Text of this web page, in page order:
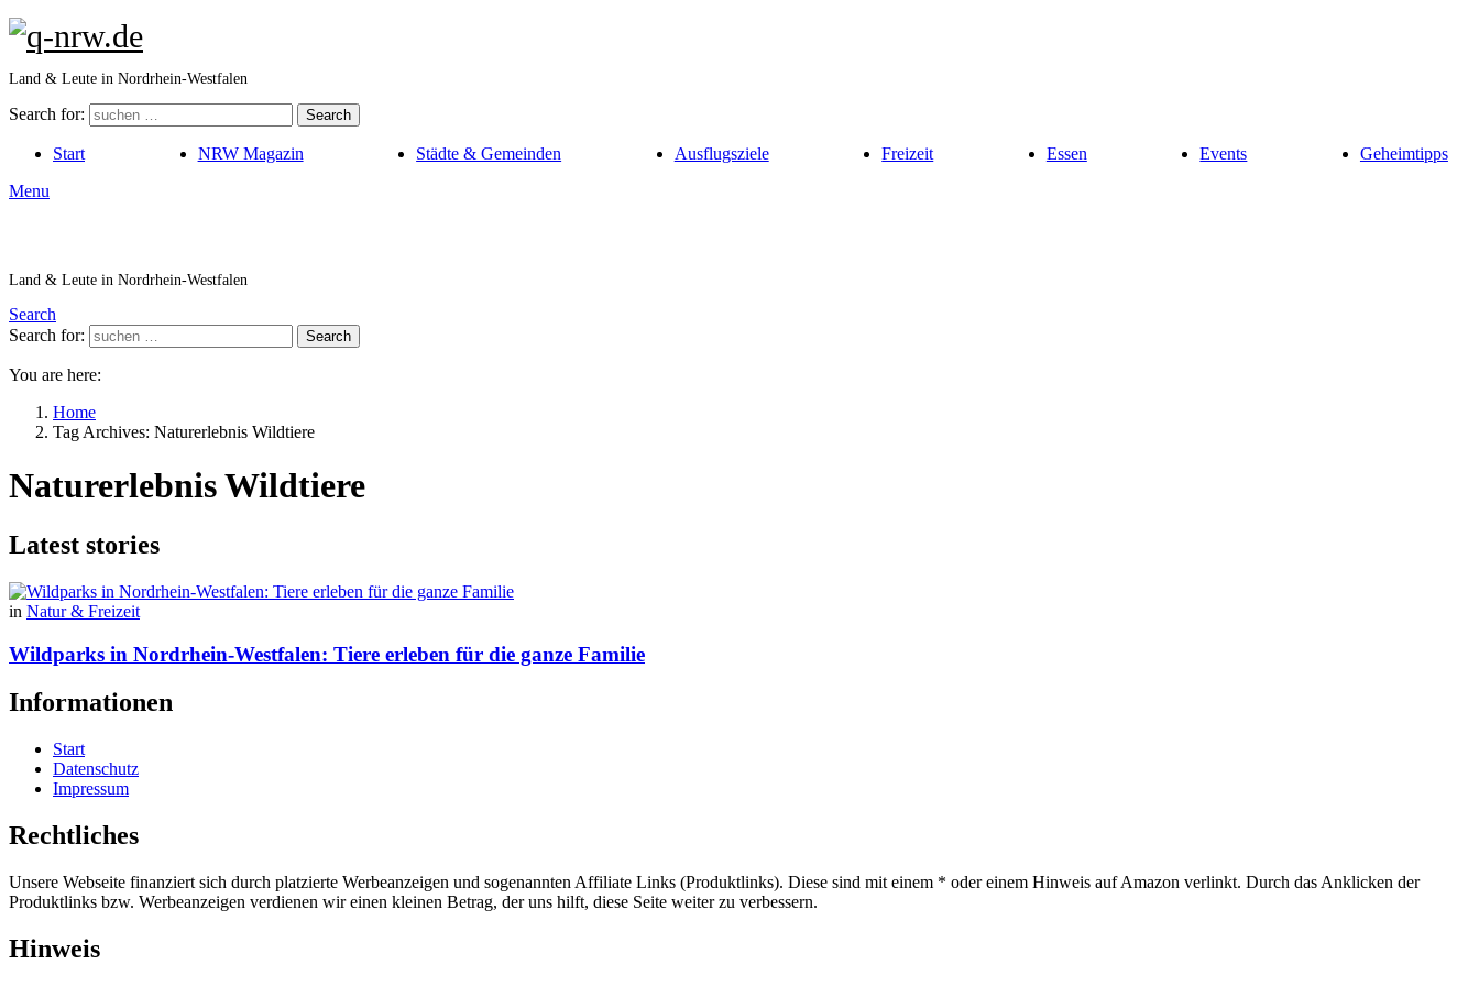
Land & Leute in Nordrhein-Westfalen
Search for: Search
Start NRW Magazin Städte & Gemeinden Ausflugsziele Freizeit Essen Events
Geheimtipps
Menu
Land & Leute in Nordrhein-Westfalen
Search
Search for:
Search
You are here:
Home
Tag Archives: Naturerlebnis Wildtiere
Naturerlebnis Wildtiere
Latest stories
in Natur & Freizeit
Wildparks in Nordrhein-Westfalen: Tiere erleben für die ganze Familie
Informationen
Start
Datenschutz
Impressum
Rechtliches
Unsere Webseite finanziert sich durch platzierte Werbeanzeigen und sogenannten Affiliate Links (Produktlinks). Diese sind mit einem * oder einem Hinweis auf Amazon verlinkt. Durch das Anklicken der
Produktlinks bzw. Werbeanzeigen verdienen wir einen kleinen Betrag, der uns hilft, diese Seite weiter zu verbessern.
Hinweis